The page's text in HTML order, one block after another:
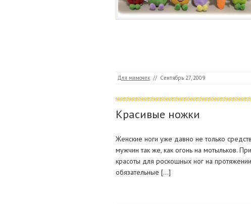
Для мамочек // Сентябрь 27, 2009
Красивые ножки
Женские ноги уже давно не только
мужчин так же, как огонь на мотыльков.
красоты для роскошных ног на
обязательные […]